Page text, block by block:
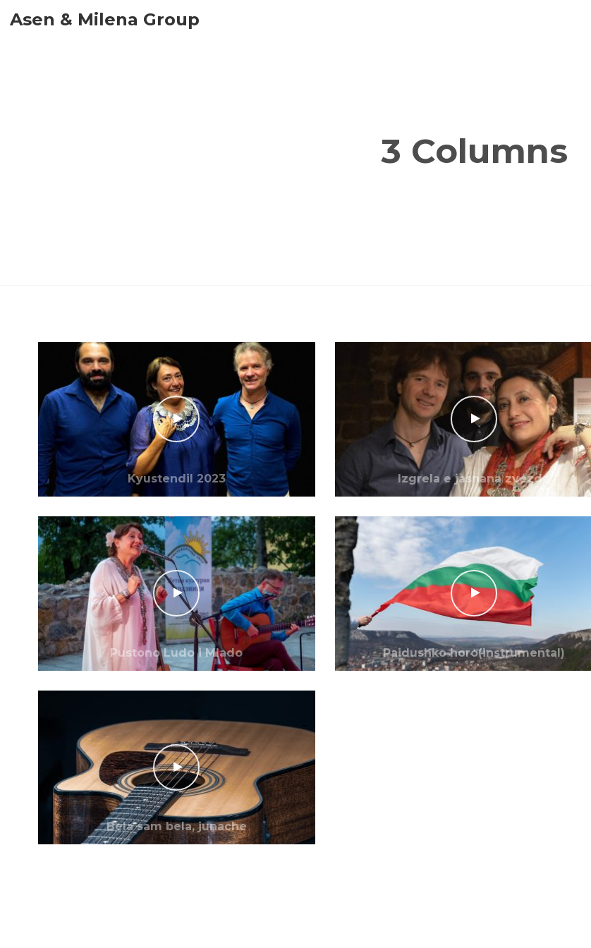
Asen & Milena Group
3 Columns
Kyustendil 2023 Izgrela e jasnana zvezda
Pustono Ludo i Mlado Paidushko horo(instrumental)
Bela sam bela, junache